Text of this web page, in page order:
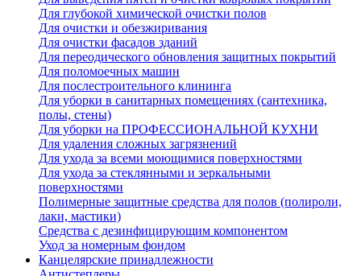
Для глубокой химической очистки полов
Для очистки и обезжиривания
Для очистки фасадов зданий
Для переодического обновления защитных покрытий
Для поломоечных машин
Для послестроительного клининга
Для уборки в санитарных помещениях (сантехника,
полы, стены)
Для уборки на ПРОФЕССИОНАЛЬНОЙ КУХНИ
Для удаления сложных загрязнений
Для ухода за всеми моющимися поверхностями
Для ухода за стеклянными и зеркальными
поверхностями
Полимерные защитные средства для полов (полироли,
лаки, мастики)
Средства с дезинфицирующим компонентом
Уход за номерным фондом
Канцелярские принадлежности